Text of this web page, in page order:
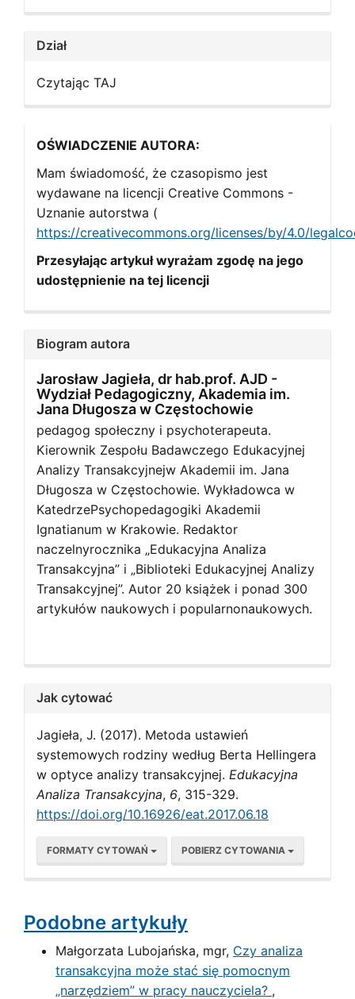
Dział
Czytając TAJ
OŚWIADCZENIE AUTORA:
Mam świadomość, że czasopismo jest
wydawane na licencji Creative Commons -
Uznanie autorstwa (
https://creativecommons.org/licenses/by/4.0/
Przesyłając artykuł wyrażam zgodę na jego
udostępnienie na tej licencji
Biogram autora
Jarosław Jagieła, dr hab.prof. AJD -
Wydział Pedagogiczny, Akademia im.
Jana Długosza w Częstochowie
pedagog społeczny i psychoterapeuta.
Kierownik Zespołu Badawczego Edukacyjnej
Analizy Transakcyjnejw Akademii im. Jana
Długosza w Częstochowie. Wykładowca w
KatedrzePsychopedagogiki Akademii
Ignatianum w Krakowie. Redaktor
naczelnyrocznika „Edukacyjna Analiza
Transakcyjna” i „Biblioteki Edukacyjnej Analizy
Transakcyjnej”. Autor 20 książek i ponad 300
artykułów naukowych i popularnonaukowych.
Jak cytować
Jagieła, J. (2017). Metoda ustawień
systemowych rodziny według Berta Hellingera
w optyce analizy transakcyjnej. Edukacyjna
Analiza Transakcyjna, 6, 315-329.
https://doi.org/10.16926/eat.2017.06.18
FORMATY CYTOWAŃ POBIERZ CYTOWANIA
Podobne artykuły
Małgorzata Lubojańska, mgr, Czy analiza
transakcyjna może stać się pomocnym
„narzędziem” w pracy nauczyciela? ,